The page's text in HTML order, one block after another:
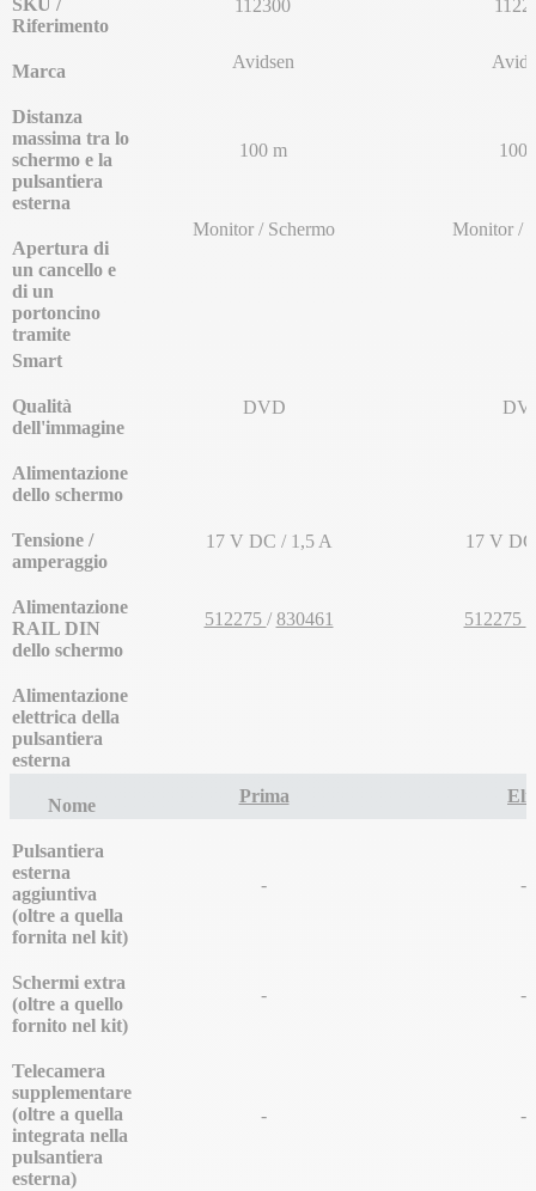
SKU /
Riferimento
112300
Marca Avidsen
Distanza
massima tra lo
schermo e la
pulsantiera
esterna
100 m 100
Apertura di
un cancello e
di un
portoncino
tramite
Monitor / Schermo Monitor /
Smart
Qualità
dell'immagine
DVD
Alimentazione
dello schermo
Tensione /
amperaggio
17 V DC / 1,5 A 17 V
Alimentazione
RAIL DIN
dello schermo
512275 /830461 512275
Alimentazione
elettrica della
pulsantiera
esterna
Nome Prima
Pulsantiera
esterna
aggiuntiva
(oltre a quella
fornita nel kit)
- -
Schermi extra
(oltre a quello
fornito nel kit)
- -
Telecamera
supplementare
(oltre a quella
integrata nella
pulsantiera
esterna)
- -